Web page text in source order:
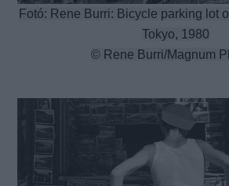
Fotó: Rene Burri: Bicycle parking lot
Tokyo, 1980
© Rene Burri/Magnum